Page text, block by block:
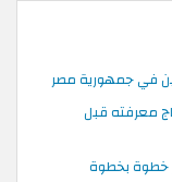
معرفته قبل
خطوة بخطوة